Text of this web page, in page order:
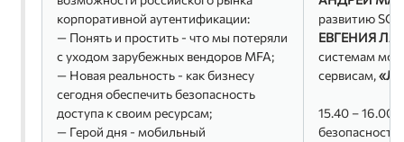
корпоративной аутентификации:
— Понять и простить - что мы потеряли
с уходом зарубежных вендоров MFA;
— Новая реальность - как бизнесу
сегодня обеспечить безопасность
доступа к своим ресурсам;
— Герой дня - мобильный
развитию
ЕВГЕНИЯ
системам
сервисам,
15.40 – 16.00